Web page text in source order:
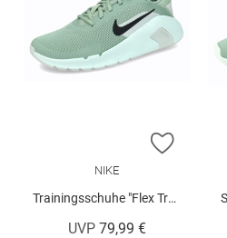
ZUR
NIKE
Trainingsschuhe "Flex Train W"
UVP 79,99 €